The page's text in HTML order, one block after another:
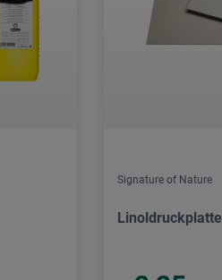
Signature of Nature
Linoldruckplatte